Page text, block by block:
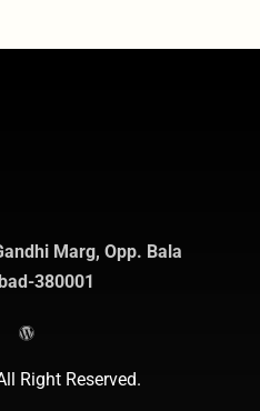
Marg, Opp. Bala
380001
Right Reserved.